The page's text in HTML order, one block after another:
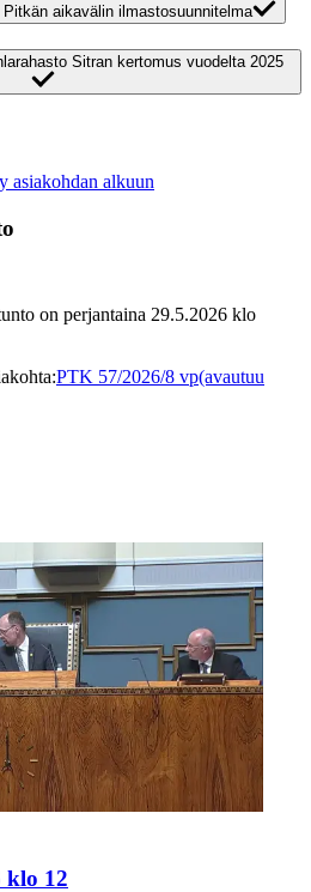
aikavälin ilmastosuunnitelma
Sitran kertomus vuodelta 2025
asiakohdan alkuun
on perjantaina 29.5.2026 klo
:PTK 57/2026/8 vp(avautuu
klo 12